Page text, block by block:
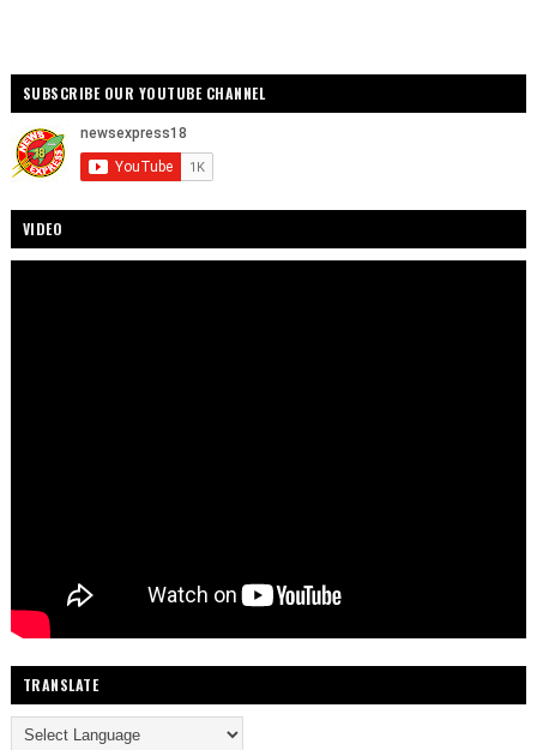
SUBSCRIBE OUR YOUTUBE CHANNEL
VIDEO
TRANSLATE